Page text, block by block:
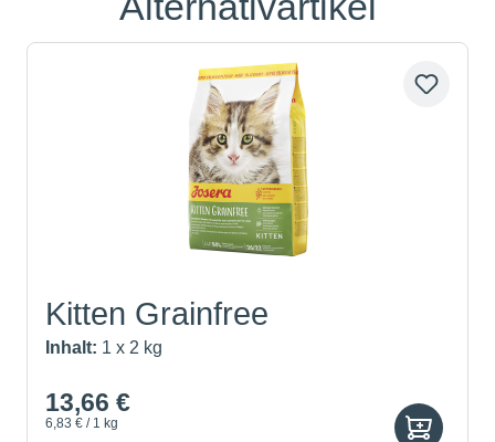
Kitten Grainfree
Inhalt: 1 x 2 kg
13,66 €
6,83 € / 1 kg